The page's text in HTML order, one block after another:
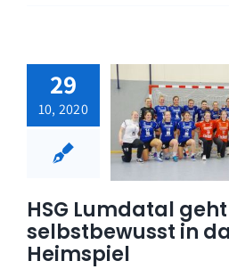
29
10, 2020
HSG Lumdatal geht
selbstbewusst in
Heimspiel